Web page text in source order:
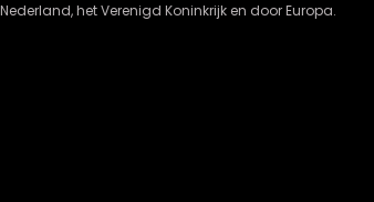
Nederland, het Verenigd Koninkrijk en door Europa.